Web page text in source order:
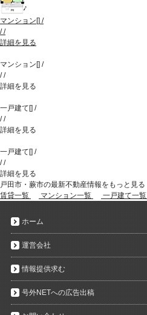
マンション[] /
//
詳細を見る
マンション[] /
//
詳細を見る
一戸建て[] /
//
詳細を見る
一戸建て[] /
//
詳細を見る
戸田市・蕨市の最新不動産情報をもっと見る
賃貸一覧
マンション一覧 一戸建て一覧
ホーム
運営会社
情報提供求む
号外NETへの広告出稿